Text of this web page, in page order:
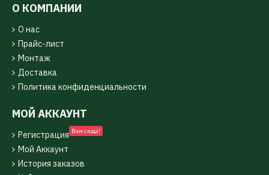
О КОМПАНИИ
О нас
Прайс-лист
Монтаж
Доставка
Политика конфиденциальности
МОЙ АККАУНТ
Регистрация Вам сюда!
Мой Аккаунт
История заказов